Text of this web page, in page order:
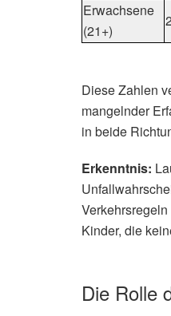
Erwachsene
(21+)
Diese Zahlen
mangelnder
in beide
Erkenntnis:
Kinder, die
Die Rolle